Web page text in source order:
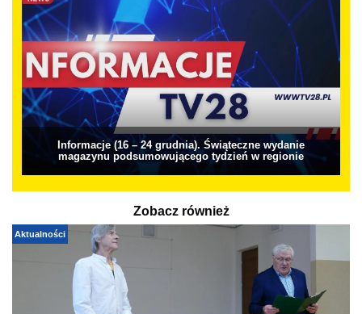
Informacje (16 – 24 grudnia). Świąteczne wydanie
magazynu podsumowującego tydzień w regionie
Zobacz również
Aktualności